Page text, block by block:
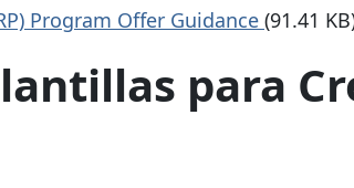
Program Offer Guidance (91.41
para